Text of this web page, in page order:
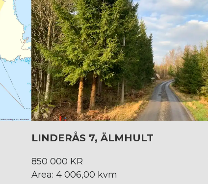
LINDERÅS 7, ÄLMHULT
850 000 KR
Area: 4 006,00 kvm